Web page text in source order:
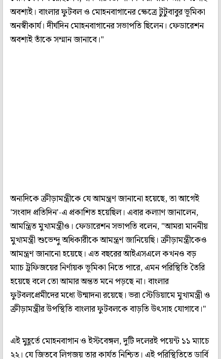
অবশ্যই। বাংলার ফুটবল ও মোহনবাগানের ক্ষেত্রে টুটুবাবুর ভূমিকা
অনস্বীকার্য। দীর্ঘদিন মোহনবাগানের সভাপতি ছিলেন। ফেডারেশন
অবশ্যই তাঁকে সম্মান জানাবে।"
অন্যদিকে ক্রীড়ামন্ত্রীকে যে আমন্ত্রণ জানানো হয়েছে, তা আগেই
'সংবাদ প্রতিদিন'-এ প্রকাশিত হয়েছিল। এবার কল্যাণ জানালেন,
আমন্ত্রিত মুখ্যমন্ত্রীও। ফেডারেশন সভাপতি বলেন, "আমরা মাননীয়
মুখ্যমন্ত্রী শুভেন্দু অধিকারীকে আমন্ত্রণ জানিয়েছি। ক্রীড়ামন্ত্রীকেও
আমন্ত্রণ জানানো হয়েছে। এত বছরের আইএসএলে কখনও বড়
ম্যাচ ট্রফিজয়ের নির্ণায়ক ভূমিকা নিতে পারে, এমন পরিস্থিতি তৈরি
হয়েছে বলে তো আমার অন্তত মনে পড়ছে না। বাংলার
ফুটবলপ্রেমীদের মধ্যে উন্মাদনা রয়েছে। ভরা স্টেডিয়ামে মুখ্যমন্ত্রী ও
ক্রীড়ামন্ত্রীর উপস্থিতি বাংলার ফুটবলকে বাড়তি উৎসাহ যোগাবে।"
এই মুহূর্তে মোহনবাগান ও ইস্টবেঙ্গল, দুটি দলেরই পয়েন্ট ১১ ম্যাচে
২২। যে জিতবে লিগজয় তার কার্যত নিশ্চিত। এই পরিস্থিতিতে ডার্বি